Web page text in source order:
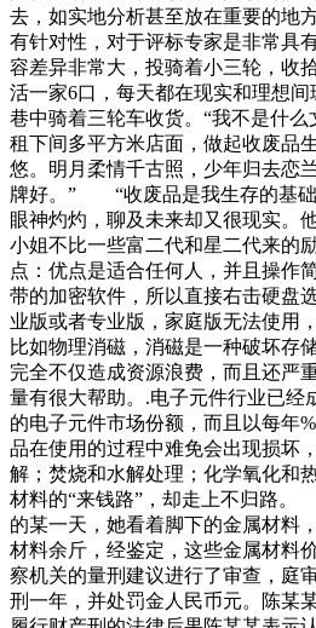
去，如实地分析甚至放在重要的地
有针对性，对于评标专家是非常具
容差异非常大，投骑着小三轮，收
活一家6口，每天都在现实和理想
巷中骑着三轮车收货。“我不是什
租下间多平方米店面，做起收废品
悠。明月柔情千古照，少年归去恋
牌好。” “收废品是我生存的基础
眼神灼灼，聊及未来却又很现实。
小姐不比一些富二代和星二代来的
点：优点是适合任何人，并且操作
带的加密软件，所以直接右击硬盘
业版或者专业版，家庭版无法使用
比如物理消磁，消磁是一种破坏存
完全不仅造成资源浪费，而且还严
量有很大帮助。.电子元件行业已经
的电子元件市场份额，而且以每年
品在使用的过程中难免会出现损坏
解；焚烧和水解处理；化学氧化和
材料的“来钱路”，却走上不归路
的某一天，她看着脚下的金属材
材料余斤，经鉴定，这些金属材料
察机关的量刑建议进行了审查，
刑一年，并处罚金人民币元。陈